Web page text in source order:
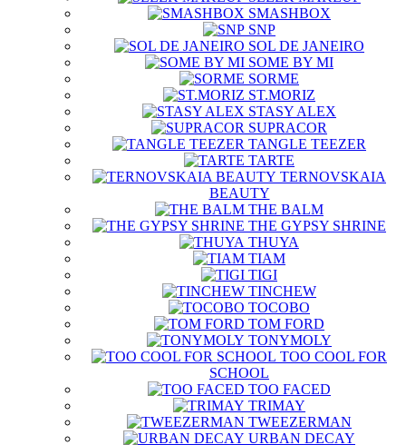
SMASHBOX
SNP
SOL DE JANEIRO
SOME BY MI
SORME
ST.MORIZ
STASY ALEX
SUPRACOR
TANGLE TEEZER
TARTE
TERNOVSKAIA
BEAUTY
THE BALM
THE GYPSY SHRINE
THUYA
TIAM
TIGI
TINCHEW
TOCOBO
TOM FORD
TONYMOLY
TOO COOL FOR
SCHOOL
TOO FACED
TRIMAY
TWEEZERMAN
URBAN DECAY